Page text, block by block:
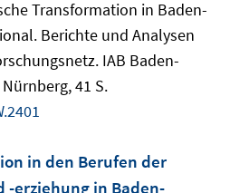
Transformation in Baden-
Berichte und Analysen
IAB Baden-
41 S.
in den Berufen der
erziehung in Baden-